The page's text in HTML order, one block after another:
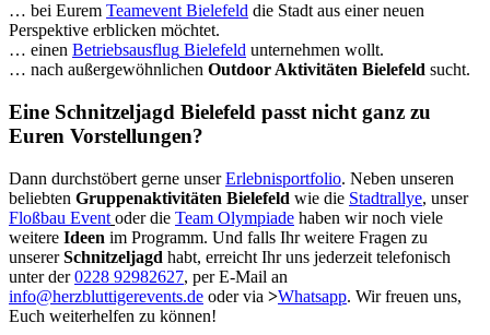
… bei Eurem Teamevent Bielefeld die Stadt aus einer neuen
Perspektive erblicken möchtet.
… einen Betriebsausflug Bielefeld unternehmen wollt.
… nach außergewöhnlichen Outdoor Aktivitäten Bielefeld sucht.
Eine Schnitzeljagd Bielefeld passt nicht ganz zu
Euren Vorstellungen?
Dann durchstöbert gerne unserErlebnisportfolio. Neben unseren
beliebten Gruppenaktivitäten Bielefeld wie die Stadtrallye, unser
Floßbau Event oder die Team Olympiade haben wir noch viele
weitere Ideen im Programm. Und falls Ihr weitere Fragen zu
unsererSchnitzeljagd habt, erreicht Ihr uns jederzeit telefonisch
unter der0228 92982627, per E-Mail an
info@herzbluttigerevents.de oder via >Whatsapp. Wir freuen uns,
Euch weiterhelfen zu können!